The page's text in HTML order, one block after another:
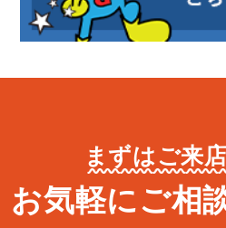
まずはご来
お気軽にご相